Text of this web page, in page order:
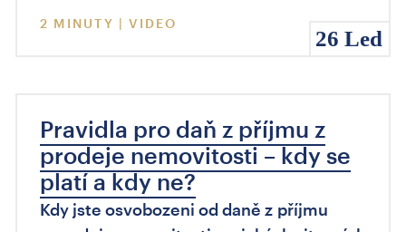
26 Led
2 MINUTY | VIDEO
Pravidla pro daň z příjmu z
prodeje nemovitosti – kdy se
platí a kdy ne?
Kdy jste osvobozeni od daně z příjmu